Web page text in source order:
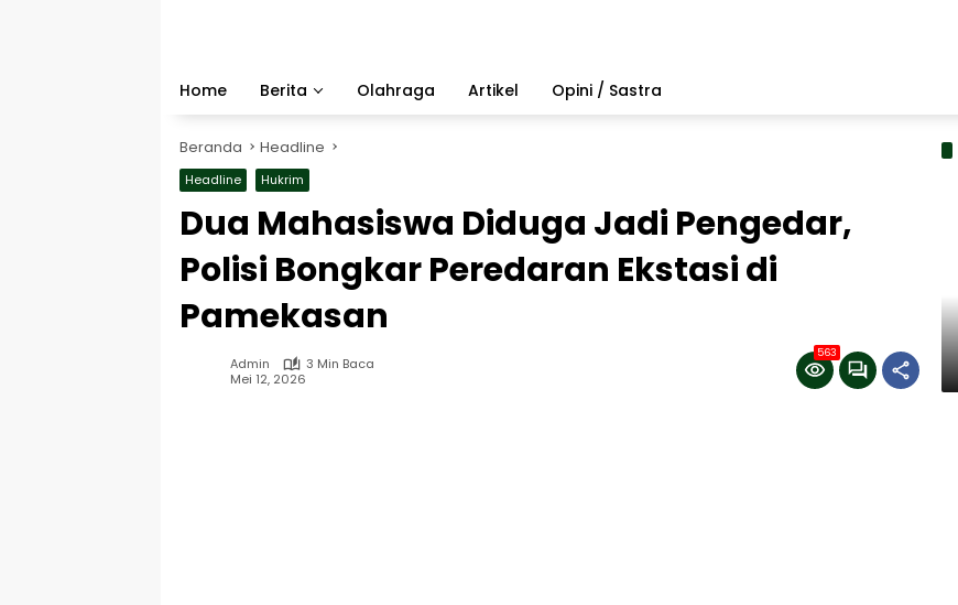
Home
Berita Olahraga Artikel Opini / Sastra
Beranda Headline
Headline Hukrim
Dua Mahasiswa Diduga Jadi Pengedar,
Polisi Bongkar Peredaran Ekstasi di
Pamekasan
Admin
3 Min Baca
Mei 12, 2026
563